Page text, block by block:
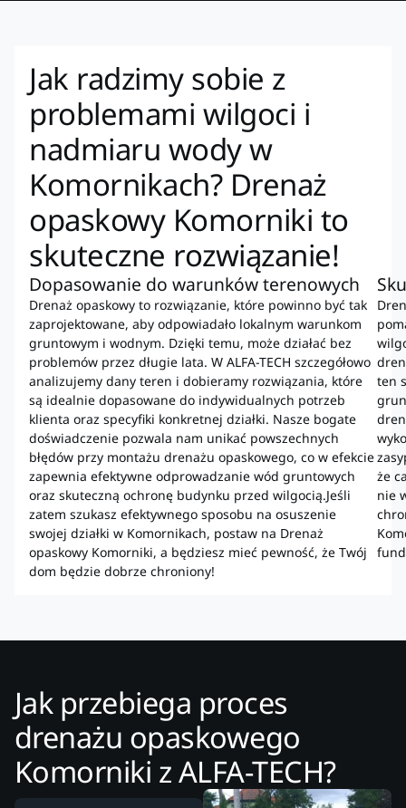
Jak radzimy sobie z
problemami wilgoci i
nadmiaru wody w
Komornikach? Drenaż
opaskowy Komorniki to
skuteczne rozwiązanie!
Dopasowanie do warunków terenowych
Drenaż opaskowy to rozwiązanie, które powinno być tak
zaprojektowane, aby odpowiadało lokalnym warunkom
gruntowym i wodnym. Dzięki temu, może działać bez
problemów przez długie lata. W ALFA-TECH szczegółowo
analizujemy dany teren i dobieramy rozwiązania, które
są idealnie dopasowane do indywidualnych potrzeb
klienta oraz specyfiki konkretnej działki. Nasze bogate
doświadczenie pozwala nam unikać powszechnych
błędów przy montażu drenażu opaskowego, co w efekcie
zapewnia efektywne odprowadzanie wód gruntowych
oraz skuteczną ochronę budynku przed wilgocią.Jeśli
zatem szukasz efektywnego sposobu na osuszenie
swojej działki w Komornikach, postaw na Drenaż
opaskowy Komorniki, a będziesz mieć pewność, że Twój
dom będzie dobrze chroniony!
ten
że
nie
Jak przebiega proces
drenażu opaskowego
Komorniki z ALFA-TECH?